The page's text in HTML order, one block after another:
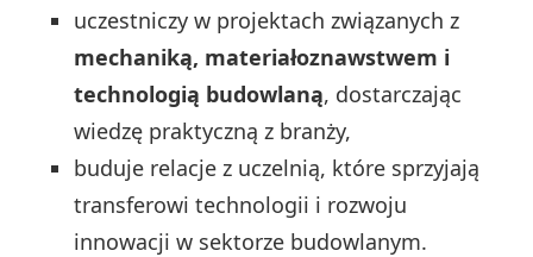
uczestniczy w projektach związanych z
mechaniką, materiałoznawstwem i
technologią budowlaną, dostarczając
wiedzę praktyczną z branży,
buduje relacje z uczelnią, które sprzyjają
transferowi technologii i rozwoju
innowacji w sektorze budowlanym.